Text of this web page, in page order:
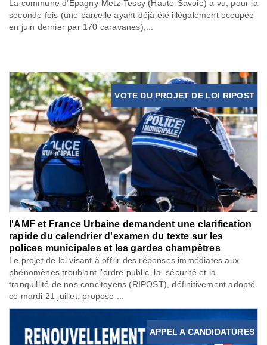
La commune d’Epagny-Metz-Tessy (Haute-Savoie) a vu, pour la
seconde fois (une parcelle ayant déjà été illégalement occupée
en juin dernier par 170 caravanes),...
VOTE DU PROJET DE LOI RIPOST
l'AMF et France Urbaine demandent une clarification
rapide du calendrier d'examen du texte sur les
polices municipales et les gardes champêtres
Le projet de loi visant à offrir des réponses immédiates aux
phénomènes troublant l’ordre public, la sécurité et la
tranquillité de nos concitoyens (RIPOST), définitivement adopté
ce mardi 21 juillet, propose ...
APPEL A CANDIDATURES